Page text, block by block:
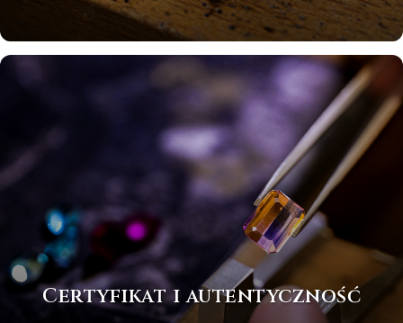
Certyfikat i autentyczność